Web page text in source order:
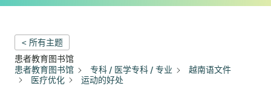
< 所有主题
患者教育图书馆
患者教育图书馆
专科 / 医学专科 / 专业
越南语文件
医疗优化
运动的好处